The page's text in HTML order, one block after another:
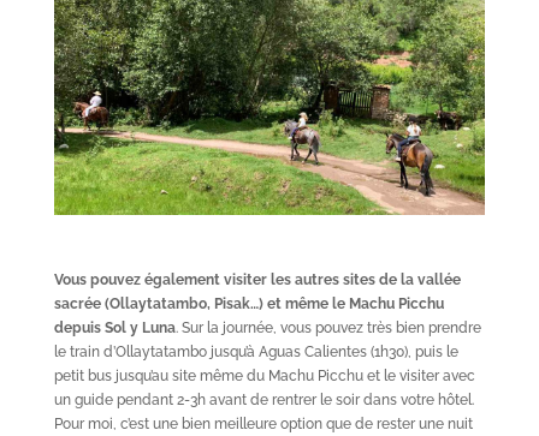
Vous pouvez également visiter les autres sites de la vallée
sacrée (Ollaytatambo, Pisak…) et même le Machu Picchu
depuis Sol y Luna. Sur la journée, vous pouvez très bien prendre
le train d’Ollaytatambo jusqu’à Aguas Calientes (1h30), puis le
petit bus jusqu’au site même du Machu Picchu et le visiter avec
un guide pendant 2-3h avant de rentrer le soir dans votre hôtel.
Pour moi, c’est une bien meilleure option que de rester une nuit